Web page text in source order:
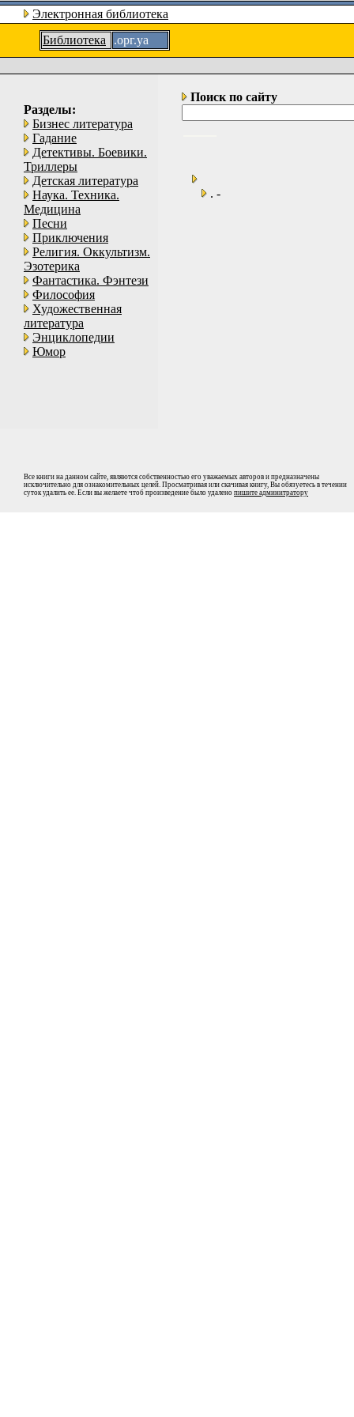
Электронная библиотека
Библиотека
.орг.уа
Разделы:
Бизнес литература
Гадание
Детективы. Боевики.
Триллеры
Детская литература
Наука. Техника.
Медицина
Песни
Приключения
Религия. Оккультизм.
Эзотерика
Фантастика. Фэнтези
Философия
Художественная
литература
Энциклопедии
Юмор
Поиск по сайту
. -
Все книги на данном сайте, являются собственностью его уважаемых авторов и предназначены
исключительно для ознакомительных целей. Просматривая или скачивая книгу, Вы обязуетесь в течении
суток удалить ее. Если вы желаете чтоб произведение было удалено пишите админитратору